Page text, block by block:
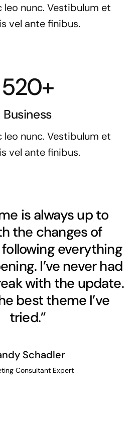
leo nunc. Vestibulum et
vel ante finibus.
520+
Business
leo nunc. Vestibulum et
vel ante finibus.
is always up to
the changes of
everything
I’ve never had
with the update.
best theme I’ve
tried.”
Schadler
Consultant Expert